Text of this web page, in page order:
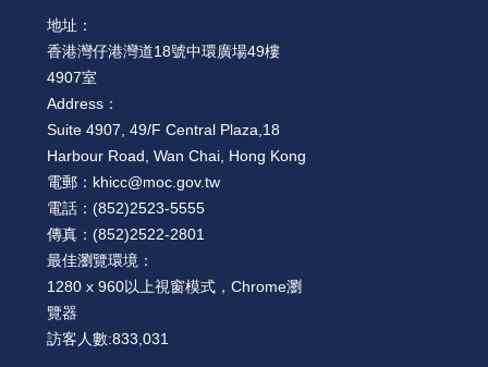
地址：
香港灣仔港灣道18號中環廣場49樓
4907室
Address：
Suite 4907, 49/F Central Plaza,18
Harbour Road, Wan Chai, Hong Kong
電郵： khicc@moc.gov.tw
電話： (852)2523-5555
傳真： (852)2522-2801
最佳瀏覽環境：
1280 x 960以上視窗模式，Chrome瀏
覽器
訪客人數:833,031